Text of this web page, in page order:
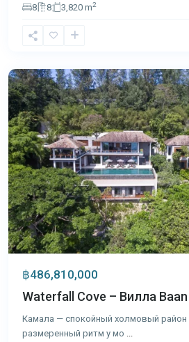
8
8 3,820 m2
Камала,
฿486,810,000
Waterfall Cove – Вилла Baan
Камала — спокойный холмовый район
размеренный ритм у мо ...